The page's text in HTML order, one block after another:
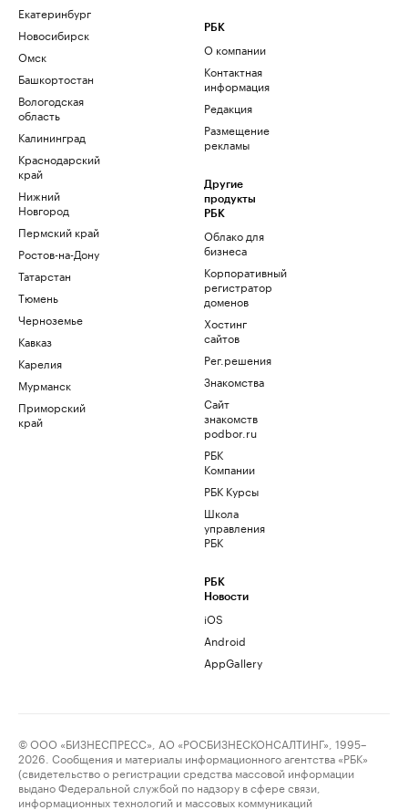
Екатеринбург
Новосибирск
Омск
Башкортостан
Вологодская
область
Калининград
Краснодарский
край
Нижний
Новгород
Пермский край
Ростов-на-Дону
Татарстан
Тюмень
Черноземье
Кавказ
Карелия
Мурманск
Приморский
край
РБК
О компании
Контактная
информация
Редакция
Размещение
рекламы
Другие
продукты
РБК
Облако для
бизнеса
Корпоративный
регистратор
доменов
Хостинг
сайтов
Рег.решения
Знакомства
Сайт
знакомств
podbor.ru
РБК
Компании
РБК Курсы
Школа
управления
РБК
РБК
Новости
iOS
Android
AppGallery
© ООО «БИЗНЕСПРЕСС», АО «РОСБИЗНЕСКОНСАЛТИНГ», 1995–
2026. Сообщения и материалы информационного агентства «РБК»
(свидетельство о регистрации средства массовой информации
выдано Федеральной службой по надзору в сфере связи,
информационных технологий и массовых коммуникаций